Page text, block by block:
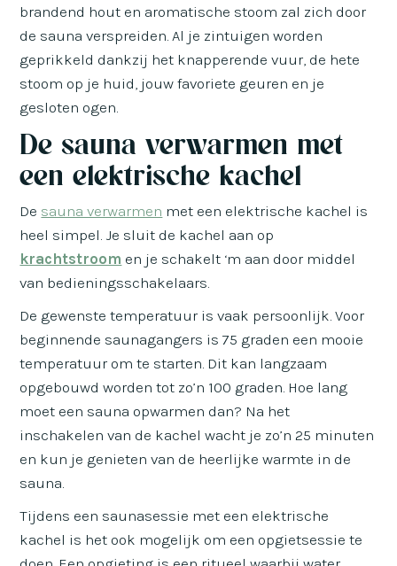
brandend hout en aromatische stoom zal zich door
de sauna verspreiden. Al je zintuigen worden
geprikkeld dankzij het knapperende vuur, de hete
stoom op je huid, jouw favoriete geuren en je
gesloten ogen.
De sauna verwarmen met
een elektrische kachel
De sauna verwarmen met een elektrische kachel is
heel simpel. Je sluit de kachel aan op
krachtstroom en je schakelt ‘m aan door middel
van bedieningsschakelaars.
De gewenste temperatuur is vaak persoonlijk. Voor
beginnende saunagangers is 75 graden een mooie
temperatuur om te starten. Dit kan langzaam
opgebouwd worden tot zo’n 100 graden. Hoe lang
moet een sauna opwarmen dan? Na het
inschakelen van de kachel wacht je zo’n 25 minuten
en kun je genieten van de heerlijke warmte in de
sauna.
Tijdens een saunasessie met een elektrische
kachel is het ook mogelijk om een opgietsessie te